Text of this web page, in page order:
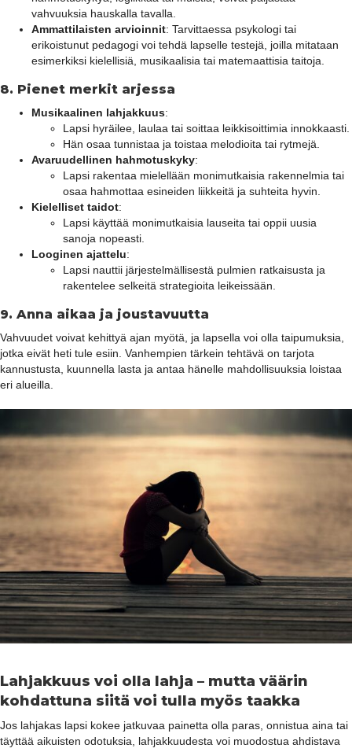
vahvuuksia hauskalla tavalla.
Ammattilaisten arvioinnit: Tarvittaessa psykologi tai
erikoistunut pedagogi voi tehdä lapselle testejä, joilla mitataan
esimerkiksi kielellisiä, musikaalisia tai matemaattisia taitoja.
8. Pienet merkit arjessa
Musikaalinen lahjakkuus:
Lapsi hyräilee, laulaa tai soittaa leikkisoittimia innokkaasti.
Hän osaa tunnistaa ja toistaa melodioita tai rytmejä.
Avaruudellinen hahmotuskyky:
Lapsi rakentaa mielellään monimutkaisia rakennelmia tai
osaa hahmottaa esineiden liikkeitä ja suhteita hyvin.
Kielelliset taidot:
Lapsi käyttää monimutkaisia lauseita tai oppii uusia
sanoja nopeasti.
Looginen ajattelu:
Lapsi nauttii järjestelmällisestä pulmien ratkaisusta ja
rakentelee selkeitä strategioita leikeissään.
9. Anna aikaa ja joustavuutta
Vahvuudet voivat kehittyä ajan myötä, ja lapsella voi olla taipumuksia,
jotka eivät heti tule esiin. Vanhempien tärkein tehtävä on tarjota
kannustusta, kuunnella lasta ja antaa hänelle mahdollisuuksia loistaa
eri alueilla.
Lahjakkuus voi olla lahja – mutta väärin
kohdattuna siitä voi tulla myös taakka
Jos lahjakas lapsi kokee jatkuvaa painetta olla paras, onnistua aina tai
täyttää aikuisten odotuksia, lahjakkuudesta voi muodostua ahdistava